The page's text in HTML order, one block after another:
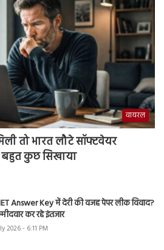
वायरल
तो भारत लौटे सॉफ्टवेयर
बहुत कुछ सिखाया
Answer Key में देरी की वजह पेपर लीक विवाद?
कर रहे इंतजार
2026 - 6:11 PM